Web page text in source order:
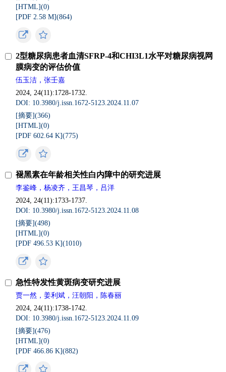
[HTML](0)
[PDF 2.58 M](864)
2型糖尿病患者血清SFRP-4和CHI3L1水平对糖尿病视网
膜病变的评估价值
伍玉洁，张壬嘉
2024, 24(11):1728-1732.
DOI: 10.3980/j.issn.1672-5123.2024.11.07
[摘要](366)
[HTML](0)
[PDF 602.64 K](775)
褪黑素在年龄相关性白内障中的研究进展
李鉴峰，杨凌齐，王昌琴，吕洋
2024, 24(11):1733-1737.
DOI: 10.3980/j.issn.1672-5123.2024.11.08
[摘要](498)
[HTML](0)
[PDF 496.53 K](1010)
急性特发性黄斑病变研究进展
贾一然，姜利斌，汪朝阳，陈春丽
2024, 24(11):1738-1742.
DOI: 10.3980/j.issn.1672-5123.2024.11.09
[摘要](476)
[HTML](0)
[PDF 466.86 K](882)